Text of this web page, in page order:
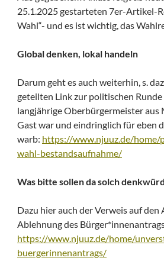
25.1.2025 gestarteten 7er-Artikel-
Wahl“- und es ist wichtig, das
Global denken, lokal handeln
Darum geht es auch weiterhin, s.
geteilten Link zur politischen
langjährige Oberbürgermeister aus
Gast war und eindringlich für eben
warb: https://www.njuuz.de/
wahl-bestandsaufnahme/
Was bitte sollen da solch
Dazu hier auch der Verweis auf
Ablehnung des
https://www.njuuz.de/home/
buergerinnenantrags/